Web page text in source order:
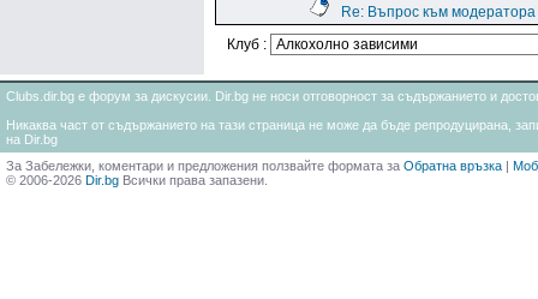
Re: Въпрос към модератора
Клуб :
Clubs.dir.bg е форум за дискусии. Dir.bg не носи отговорност за съдържанието и
Никаква част от съдържанието на тази страница не може да бъде репродуцирана,
на Dir.bg
За Забележки, коментари и предложения ползвайте формата за Обратна връзка |
© 2006-2026 Dir.bg Всички права запазени.